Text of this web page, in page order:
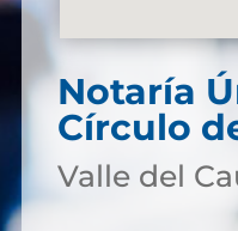
Notaría
Círculo
Valle del